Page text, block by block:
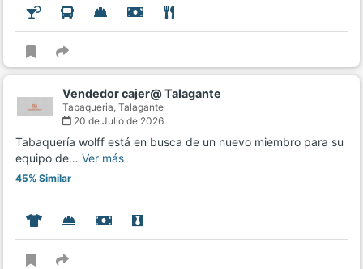
Vendedor cajer@ Talagante
Tabaqueria, Talagante
20 de Julio de 2026
Tabaquería wolff está en busca de un nuevo miembro para su
equipo de… Ver más
45% Similar